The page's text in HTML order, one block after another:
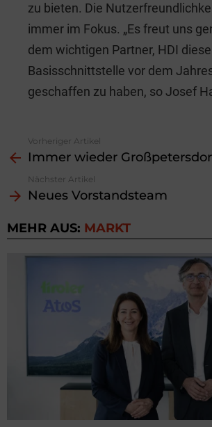
zu bieten. Die
immer im Fokus. „Es freut uns
dem wichtigen Partner, HDI diese
Basisschnittstelle vor dem
geschaffen zu haben, so Josef
more
Vorheriger Artikel
Immer wieder
Nächster Artikel
Neues Vorstandsteam
MEHR AUS: MARKT